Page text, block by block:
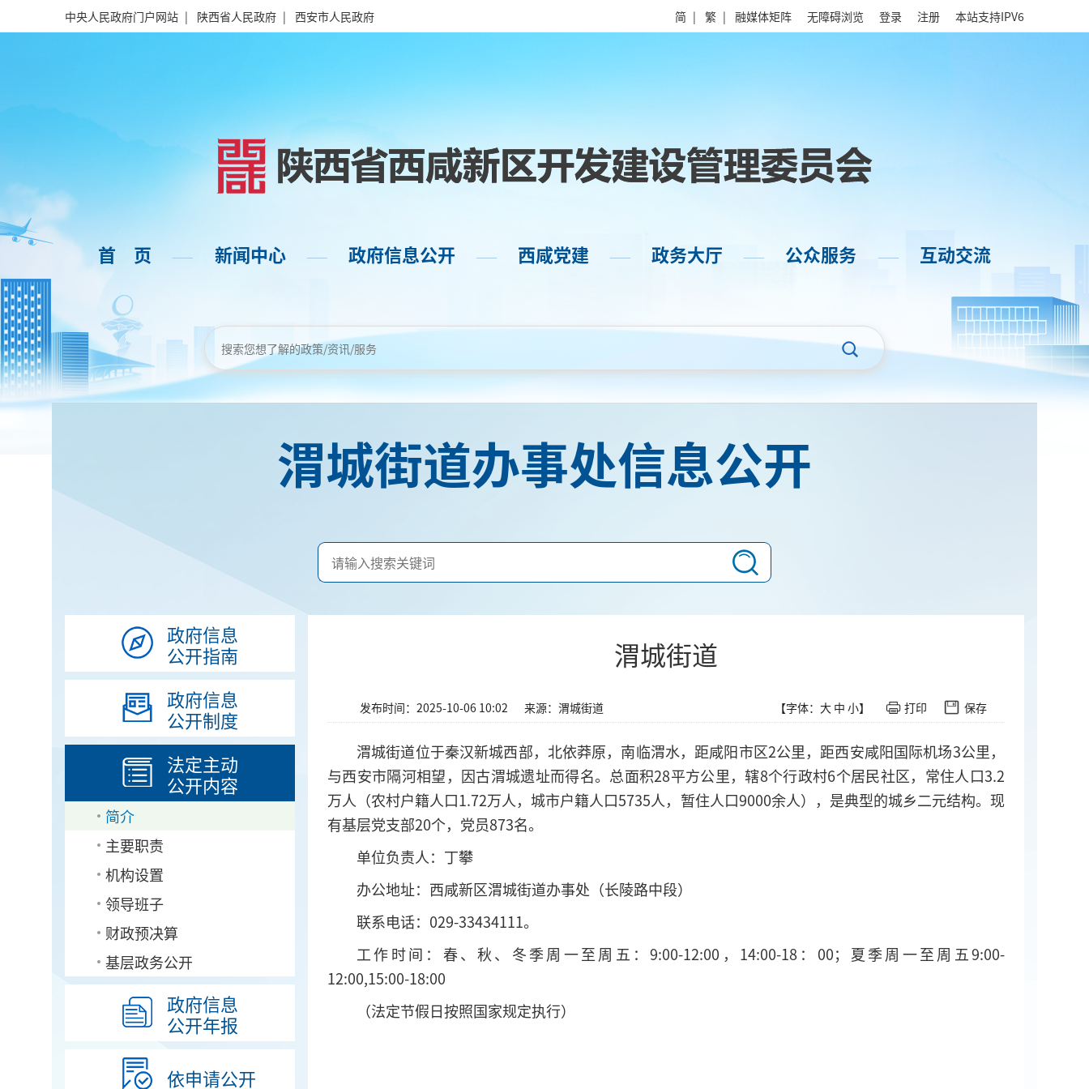
中央人民政府门户网站 | 陕西省人民政府 | 西安市人民政府 简 | 繁 | 融媒体矩阵 无障碍浏览 登录 注册 本站支持IPV6
首 页 —— 新闻中心 —— 政府信息公开 —— 西咸党建 —— 政务大厅 —— 公众服务 —— 互动交流
渭城街道办事处信息公开
政府信息
公开指南
政府信息
公开制度
法定主动
公开内容
简介
主要职责
机构设置
领导班子
财政预决算
基层政务公开
政府信息
公开年报
依申请公开
渭城街道
发布时间：2025-10-06 10:02 来源：渭城街道 【字体： 大 中 小】 打印 保存
渭城街道位于秦汉新城西部，北依莽原，南临渭水，距咸阳市区2公里，距西安咸阳国际机场3公里，
与西安市隔河相望，因古渭城遗址而得名。总面积28平方公里，辖8个行政村6个居民社区，常住人口3.2
万人（农村户籍人口1.72万人，城市户籍人口5735人，暂住人口9000余人），是典型的城乡二元结构。现
有基层党支部20个，党员873名。
单位负责人：丁攀
办公地址：西咸新区渭城街道办事处（长陵路中段）
联系电话：029-33434111。
工作时间：春、秋、冬季周一至周五：9:00-12:00， 14:00-18：00；夏季周一至周五9:00-
12:00,15:00-18:00
（法定节假日按照国家规定执行）